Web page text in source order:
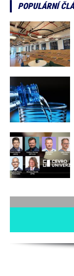
POPULÁRNÍ